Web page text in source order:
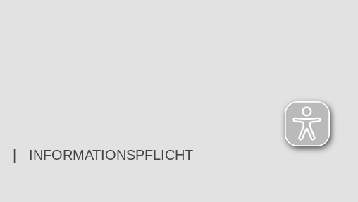
INFORMATIONSPFLICHT